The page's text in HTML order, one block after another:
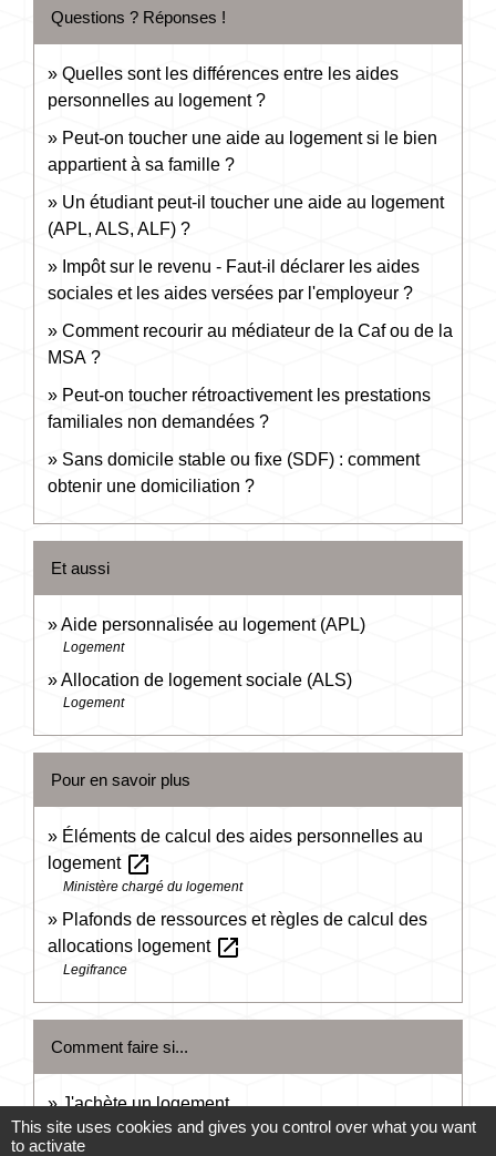
Questions ? Réponses !
Quelles sont les différences entre les aides
personnelles au logement ?
Peut-on toucher une aide au logement si le bien
appartient à sa famille ?
Un étudiant peut-il toucher une aide au logement
(APL, ALS, ALF) ?
Impôt sur le revenu - Faut-il déclarer les aides
sociales et les aides versées par l'employeur ?
Comment recourir au médiateur de la Caf ou de la
MSA ?
Peut-on toucher rétroactivement les prestations
familiales non demandées ?
Sans domicile stable ou fixe (SDF) : comment
obtenir une domiciliation ?
Et aussi
Aide personnalisée au logement (APL)
Logement
Allocation de logement sociale (ALS)
Logement
Pour en savoir plus
Éléments de calcul des aides personnelles au
logement open_in_new
Ministère chargé du logement
Plafonds de ressources et règles de calcul des
allocations logement open_in_new
Legifrance
Comment faire si...
J'achète un logement
Je déménage
This site uses cookies and gives you control over what you want
to activate